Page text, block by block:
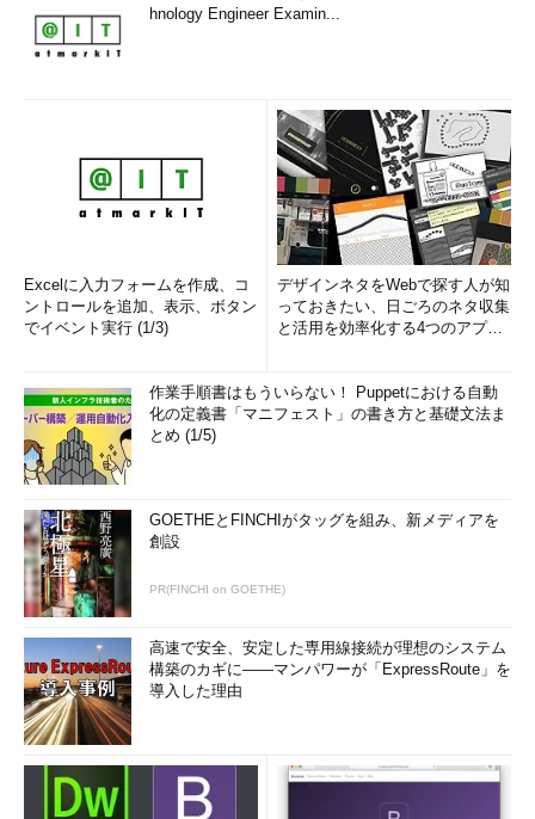
hnology Engineer Examin...
Excelに入力フォームを作成、コ
ントロールを追加、表示、ボタン
でイベント実行 (1/3)
デザインネタをWebで探す人が知
っておきたい、日ごろのネタ収集
と活用を効率化する4つのアプリ
作業手順書はもういらない！ Puppetにおける自動
化の定義書「マニフェスト」の書き方と基礎文法ま
とめ (1/5)
GOETHEとFINCHIがタッグを組み、新メディアを
創設
PR(FINCHI on GOETHE)
高速で安全、安定した専用線接続が理想のシステム
構築のカギに――マンパワーが「ExpressRoute」を
導入した理由